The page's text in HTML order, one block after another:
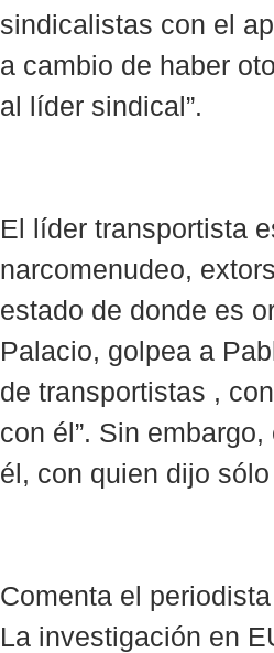
sindicalistas con el
a cambio de haber
al líder sindical”.
El líder transportista
narcomenudeo,
estado de donde es
Palacio, golpea a
de transportistas ,
con él”. Sin
él, con quien dijo
Comenta el
La investigación en